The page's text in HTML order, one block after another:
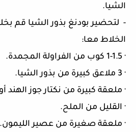
الشيا.
- لتحضير بودنغ بذور الشيا قم
الخلاط معا:
· 1-1.5 كوب من الفراولة المجمدة.
· 3 ملاعق كبيرة من بذور الشيا.
· ملعقة كبيرة من نكتار جوز الهند
· القليل من الملح.
· ملعقة صغيرة من عصير الليمون.